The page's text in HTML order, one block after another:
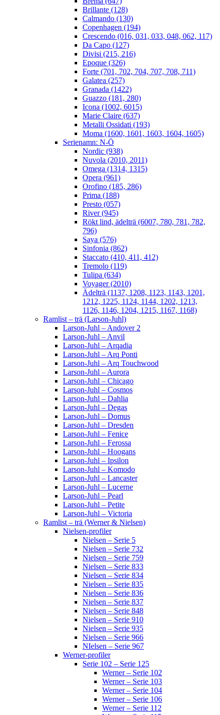
Brillante (128)
Calmando (130)
Copenhagen (194)
Crescendo (016, 031, 033, 048, 062, 117)
Da Capo (127)
Divisi (215, 216)
Epoque (326)
Forte (701, 702, 704, 707, 708, 711)
Galatea (257)
Granada (1422)
Guazzo (181, 280)
Icona (1002, 6015)
Marie Claire (637)
Metalli Ossidati (193)
Moma (1600, 1601, 1603, 1604, 1605)
Serienamn: N-Ö
Nordic (938)
Nuvola (2010, 2011)
Omega (1314, 1315)
Opera (961)
Orofino (185, 286)
Prima (188)
Presto (057)
River (945)
Rökt lind, ädelträ (6007, 780, 781, 782,
796)
Saya (576)
Sinfonia (862)
Staccato (410, 411, 412)
Tremolo (119)
Tulipa (634)
Voyager (2010)
Ädelträ (1137, 1208, 1123, 1143, 1201,
1212, 1225, 1124, 1144, 1202, 1213,
1126, 1146, 1204, 1215, 1167, 1168)
Ramlist – trä (Larson-Juhl)
Larson-Juhl – Andover 2
Larson-Juhl – Anvil
Larson-Juhl – Arqadia
Larson-Juhl – Arq Ponti
Larson-Juhl – Arq Touchwood
Larson-Juhl – Aurora
Larson-Juhl – Chicago
Larson-Juhl – Cosmos
Larson-Juhl – Dahlia
Larson-Juhl – Degas
Larson-Juhl – Domus
Larson-Juhl – Dresden
Larson-Juhl – Fenice
Larson-Juhl – Ferossa
Larson-Juhl – Hoogans
Larson-Juhl – Ipsilon
Larson-Juhl – Komodo
Larson-Juhl – Lancaster
Larson-Juhl – Lucerne
Larson-Juhl – Pearl
Larson-Juhl – Petite
Larson-Juhl – Victoria
Ramlist – trä (Werner & Nielsen)
Nielsen-profiler
Nielsen – Serie 5
Nielsen – Serie 732
Nielsen – Serie 759
Nielsen – Serie 833
Nielsen – Serie 834
Nielsen – Serie 835
Nielsen – Serie 836
Nielsen – Serie 837
Nielsen – Serie 848
Nielsen – Serie 910
Nielsen – Serie 935
Nielsen – Serie 966
NIelsen – Serie 967
Werner-profiler
Serie 102 – Serie 125
Werner – Serie 102
Werner – Serie 103
Werner – Serie 104
Werner – Serie 106
Werner – Serie 112